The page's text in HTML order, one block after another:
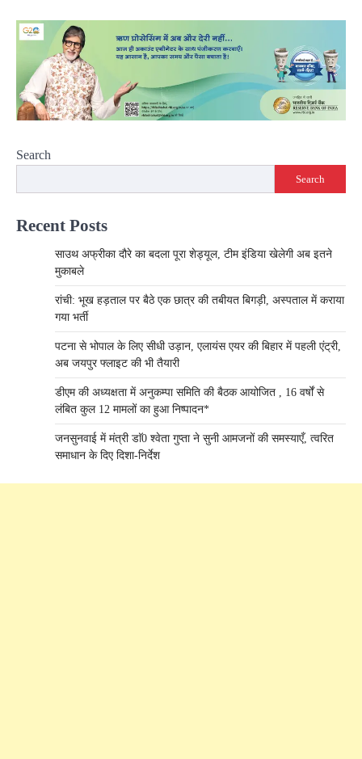
Search
Search
Recent Posts
साउथ अफ्रीका दौरे का बदला पूरा शेड्यूल, टीम इंडिया खेलेगी अब इतने
मुकाबले
रांची: भूख हड़ताल पर बैठे एक छात्र की तबीयत बिगड़ी, अस्पताल में कराया
गया भर्ती
पटना से भोपाल के लिए सीधी उड़ान, एलायंस एयर की बिहार में पहली एंट्री,
अब जयपुर फ्लाइट की भी तैयारी
डीएम की अध्यक्षता में अनुकम्पा समिति की बैठक आयोजित , 16 वर्षों से
लंबित कुल 12 मामलों का हुआ निष्पादन*
जनसुनवाई में मंत्री डाॅ0 श्वेता गुप्ता ने सुनी आमजनों की समस्याएँ, त्वरित
समाधान के दिए दिशा-निर्देश